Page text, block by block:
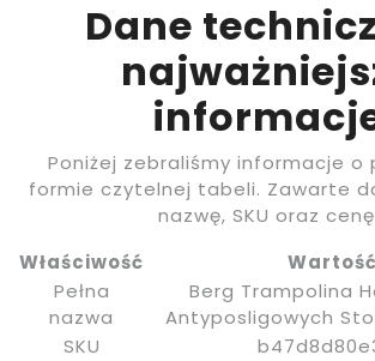
Dane
Poniżej zebraliśmy informacje o
formie czytelnej tabeli. Zawarte
nazwę, SKU oraz
Właściwość
Wartość
Pełna
nazwa
Berg Trampolina
Antyposligowych
SKU